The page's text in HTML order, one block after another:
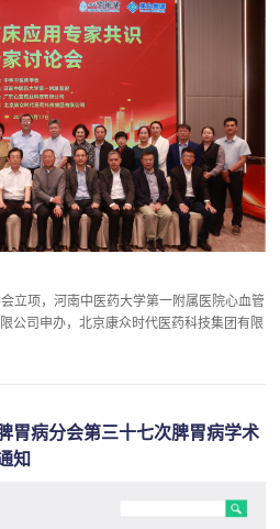
立项，河南中医药大学第一附属医院心血管
公司申办，北京康众时代医药科技集团有限
识》第一次专家讨论会顺...
胃病分会第三十七次脾胃病学术
知